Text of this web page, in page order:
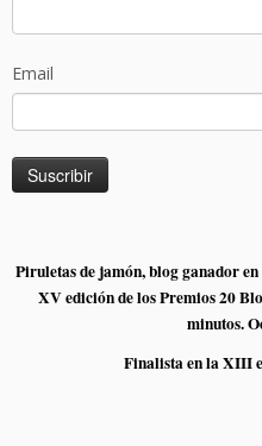
Email
Piruletas de jamón, blog ganador
XV edición de los Premios 20
minutos.
Finalista en la XIII